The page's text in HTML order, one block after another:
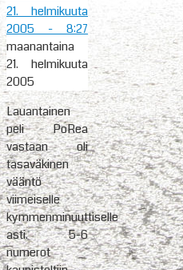
21. helmikuuta
2005
- 8:27
maanantaina
21. helmikuuta
2005
Lauantainen
peli PoRea
vastaan oli
tasaväkinen
vääntö
viimeiselle
kymmenminuuttiselle
asti. 5-6
numerot